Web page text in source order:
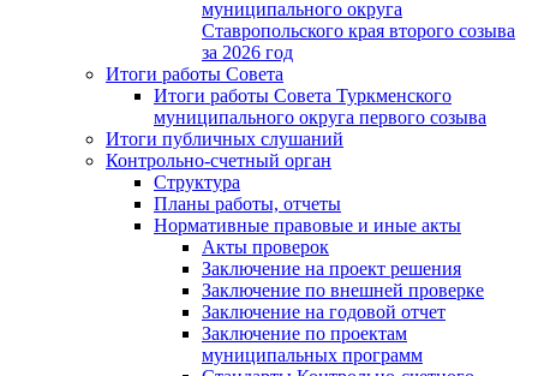
муниципального округа
Ставропольского края второго созыва
за 2026 год
Итоги работы Совета
Итоги работы Совета Туркменского
муниципального округа первого созыва
Итоги публичных слушаний
Контрольно-счетный орган
Структура
Планы работы, отчеты
Нормативные правовые и иные акты
Акты проверок
Заключение на проект решения
Заключение по внешней проверке
Заключение на годовой отчет
Заключение по проектам
муниципальных программ